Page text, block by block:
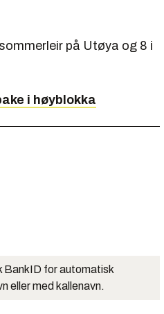
på Utøya og 8 i
i høyblokka
BankID for automatisk
eller med kallenavn.